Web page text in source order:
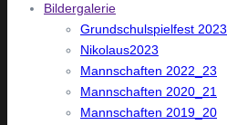
Bildergalerie
Grundschulspielfest 2023
Nikolaus2023
Mannschaften 2022_23
Mannschaften 2020_21
Mannschaften 2019_20